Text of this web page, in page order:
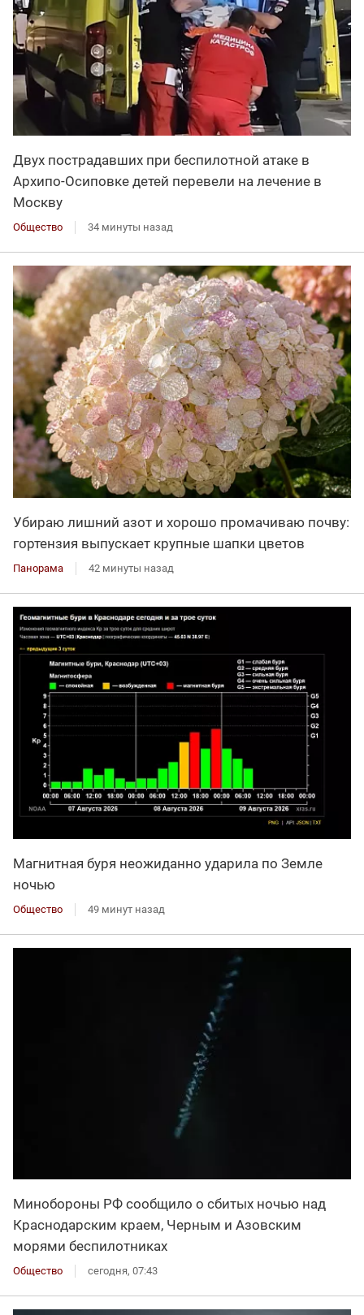
Двух пострадавших при беспилотной атаке в
Архипо-Осиповке детей перевели на лечение в
Москву
Общество 34 минуты назад
Убираю лишний азот и хорошо промачиваю почву:
гортензия выпускает крупные шапки цветов
Панорама 42 минуты назад
Магнитная буря неожиданно ударила по Земле
ночью
Общество 49 минут назад
Минобороны РФ сообщило о сбитых ночью над
Краснодарским краем, Черным и Азовским
морями беспилотниках
Общество сегодня, 07:43